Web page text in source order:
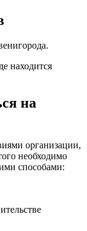
находится
на
организации,
необходимо
способами: